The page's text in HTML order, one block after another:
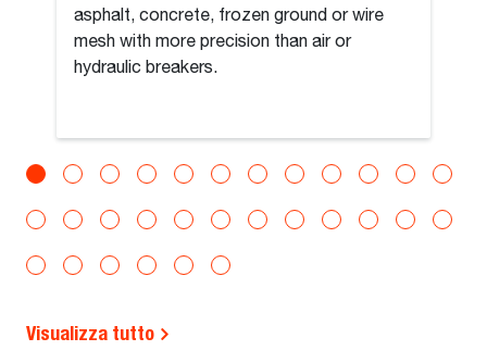
asphalt, concrete, frozen ground or wire
mesh with more precision than air or
hydraulic breakers.
Visualizza tutto